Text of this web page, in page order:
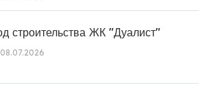
строительства ЖК "Дуалист"
08.07.2026